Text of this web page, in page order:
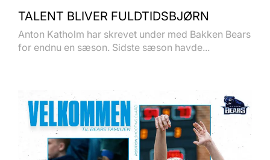
TALENT BLIVER FULDTIDSBJØRN
Anton Katholm har skrevet under med Bakken Bears
for endnu en sæson. Sidste sæson havde...